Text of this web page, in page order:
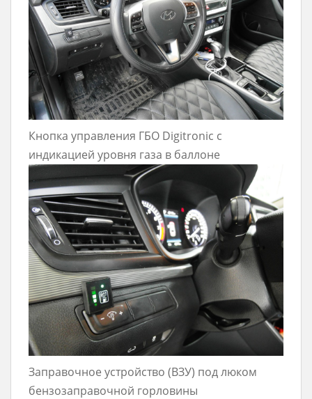
Кнопка управления ГБО Digitronic с
индикацией уровня газа в баллоне
Заправочное устройство (ВЗУ) под люком
бензозаправочной горловины